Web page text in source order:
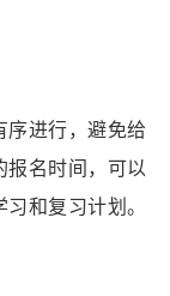
进行，避免给
名时间，可以
和复习计划。